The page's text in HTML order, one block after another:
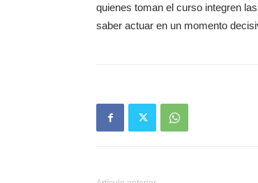
quienes toman el curso integren
saber actuar en un momento